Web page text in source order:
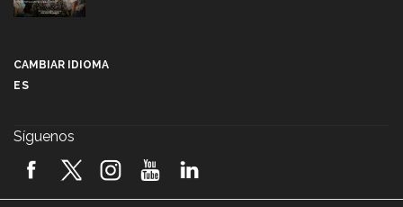
2026! (video)
CAMBIAR IDIOMA
ES
Síguenos